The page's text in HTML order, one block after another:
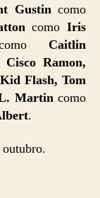
Gustincomo
comoIris
Caitlin
Cisco Ramon,
Flash, Tom
Martincomo
.